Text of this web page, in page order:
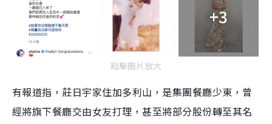
+3
點擊圖片放大
有報道指，莊日宇家住加多利山，是集團餐廳少東，曾
經將旗下餐廳交由女友打理，甚至將部分股份轉至其名